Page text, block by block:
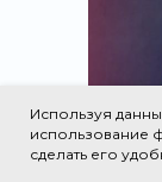
Используя
использование
сделать его